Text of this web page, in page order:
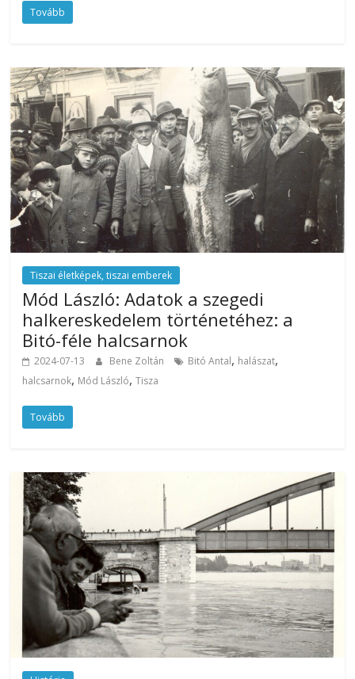
Tovább
Tiszai életképek, tiszai emberek
Mód László: Adatok a szegedi
halkereskedelem történetéhez: a
Bitó-féle halcsarnok
2024-07-13 Bene Zoltán Bitó Antal, halászat,
halcsarnok, Mód László,Tisza
Tovább